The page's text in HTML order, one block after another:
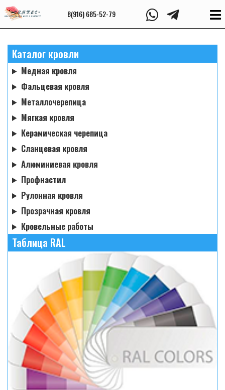
8(916) 685-52-79
Каталог кровли
Медная кровля
Фальцевая кровля
Металлочерепица
Мягкая кровля
Керамическая черепица
Сланцевая кровля
Алюминиевая кровля
Профнастил
Рулонная кровля
Прозрачная кровля
Кровельные работы
Таблица RAL